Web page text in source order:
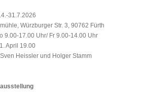
31.7.2026
Würzburger Str. 3, 90762 Fürth
9.00-17.00 Uhr/ Fr 9.00-14.00 Uhr
April 19.00
Heissler und Holger Stamm